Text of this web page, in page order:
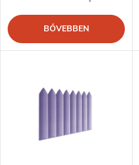
r
e
k
BŐVEBBEN